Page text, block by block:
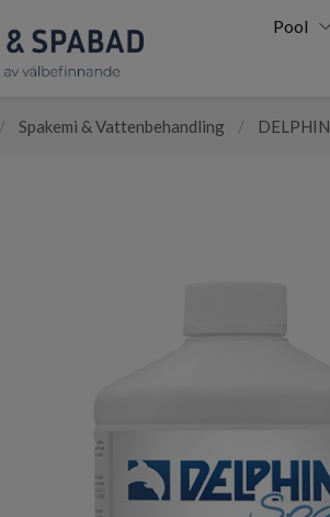
Pool
/ Spakemi & Vattenbehandling /